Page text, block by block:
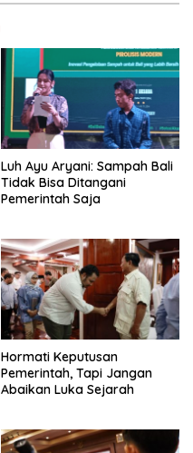
Luh Ayu Aryani: Sampah Bali
Tidak Bisa Ditangani
Pemerintah Saja
Hormati Keputusan
Pemerintah, Tapi Jangan
Abaikan Luka Sejarah